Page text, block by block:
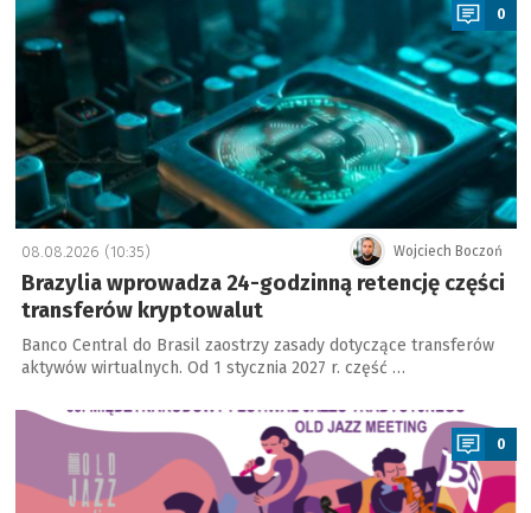
0
Wojciech Boczoń
08.08.2026 (10:35)
Brazylia wprowadza 24-godzinną retencję części
transferów kryptowalut
Banco Central do Brasil zaostrzy zasady dotyczące transferów
aktywów wirtualnych. Od 1 stycznia 2027 r. część …
a
0